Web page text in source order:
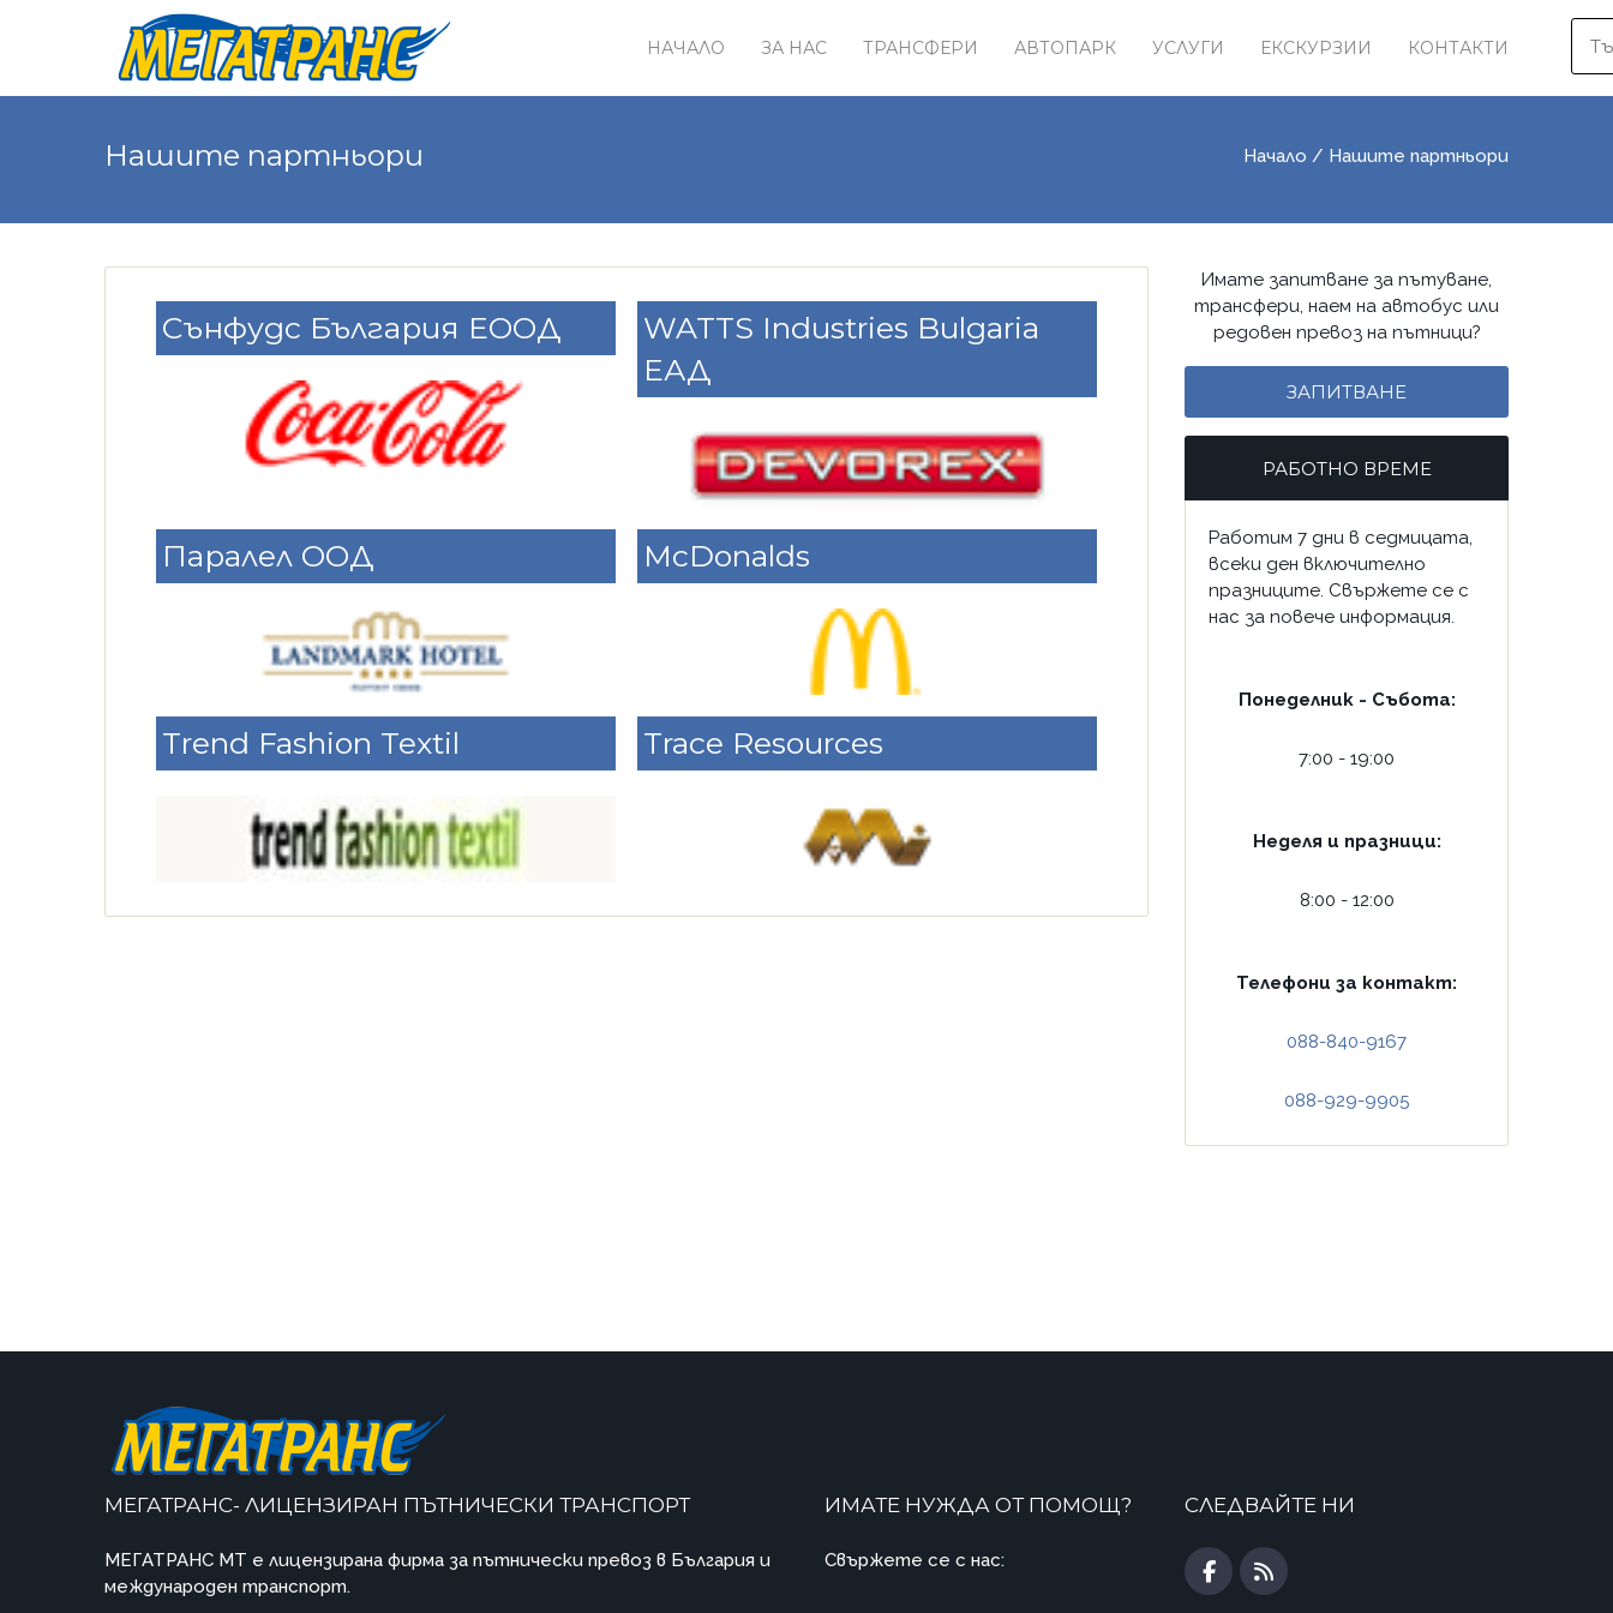
НАЧАЛО ЗА НАС ТРАНСФЕРИ АВТОПАРК УСЛУГИ ЕКСКУРЗИИ КОНТАКТИ
Нашите партньори Начало / Нашите партньори
Сънфудс България ЕООД
WATTS Industries Bulgaria
ЕАД
Паралел ООД McDonalds
Trend Fashion Textil Trace Resources
Имате запитване за пътуване,
трансфери, наем на автобус или
редовен превоз на пътници?
ЗАПИТВАНЕ
РАБОТНО ВРЕМЕ
Работим 7 дни в седмицата,
всеки ден включително
празниците. Свържете се с
нас за повече информация.
Понеделник - Събота:
7:00 - 19:00
Неделя и празници:
8:00 - 12:00
Телефони за контакт:
088-840-9167
088-929-9905
МЕГАТРАНС- ЛИЦЕНЗИРАН ПЪТНИЧЕСКИ ТРАНСПОРТ
МЕГАТРАНС MT e лицензирана фирма за пътнически превоз в България и
международен транспорт.
ИМАТЕ НУЖДА ОТ ПОМОЩ?
Свържете се с нас:
СЛЕДВАЙТЕ НИ